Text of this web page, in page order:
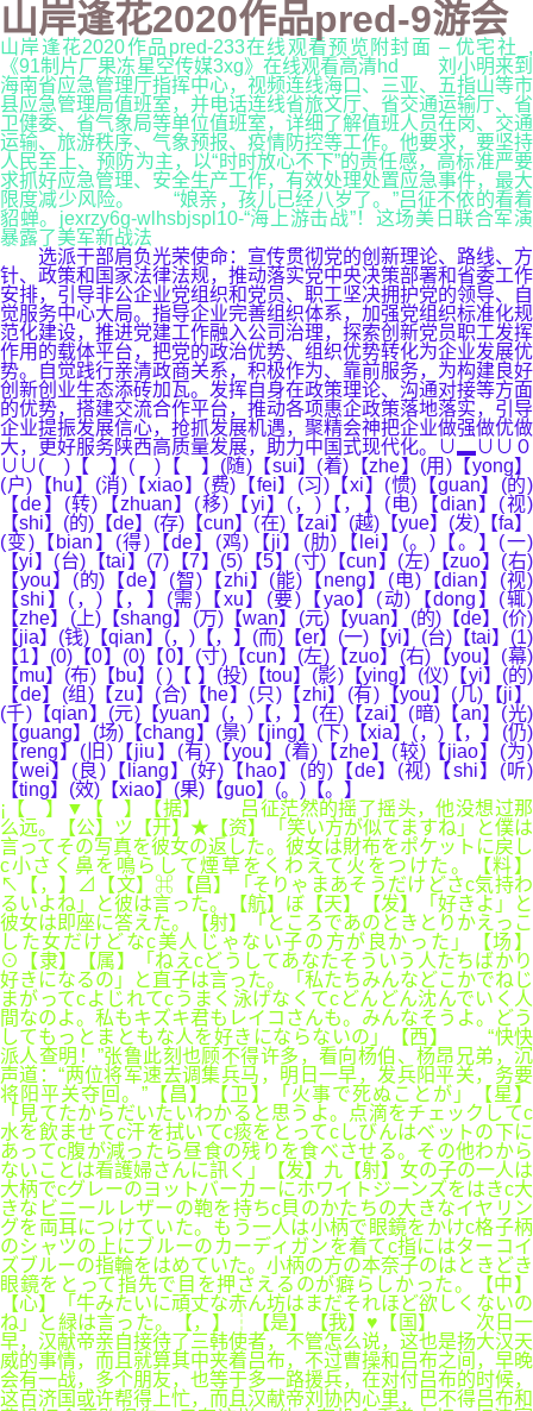
山岸逢花2020作品pred-9游会
山岸逢花2020作品pred-233在线观看预览附封面 – 优宅社_,
《91制片厂果冻星空传媒3xg》在线观看高清hd 刘小明来到
海南省应急管理厅指挥中心，视频连线海口、三亚、五指山等市
县应急管理局值班室，并电话连线省旅文厅、省交通运输厅、省
卫健委、省气象局等单位值班室，详细了解值班人员在岗、交通
运输、旅游秩序、气象预报、疫情防控等工作。他要求，要坚持
人民至上、预防为主，以“时时放心不下”的责任感，高标准严要
求抓好应急管理、安全生产工作，有效处理处置应急事件，最大
限度减少风险。 “娘亲，孩儿已经八岁了。”吕征不依的看着
貂蝉。jexrzy6g-wlhsbjspl10-“海上游击战”！这场美日联合军演
暴露了美军新战法
选派干部肩负光荣使命：宣传贯彻党的创新理论、路线、方
针、政策和国家法律法规，推动落实党中央决策部署和省委工作
安排，引导非公企业党组织和党员、职工坚决拥护党的领导、自
觉服务中心大局。指导企业完善组织体系，加强党组织标准化规
范化建设，推进党建工作融入公司治理，探索创新党员职工发挥
作用的载体平台，把党的政治优势、组织优势转化为企业发展优
势。自觉践行亲清政商关系，积极作为、靠前服务，为构建良好
创新创业生态添砖加瓦。发挥自身在政策理论、沟通对接等方面
的优势，搭建交流合作平台，推动各项惠企政策落地落实，引导
企业提振发展信心，抢抓发展机遇，聚精会神把企业做强做优做
大，更好服务陕西高质量发展，助力中国式现代化。∪▂∪∪０
∪∪( )【 】( )【 】(随)【sui】(着)【zhe】(用)【yong】
(户)【hu】(消)【xiao】(费)【fei】(习)【xi】(惯)【guan】(的)
【de】(转)【zhuan】(移)【yi】(，)【，】(电)【dian】(视)
【shi】(的)【de】(存)【cun】(在)【zai】(越)【yue】(发)【fa】
(变)【bian】(得)【de】(鸡)【ji】(肋)【lei】(。)【。】(一)
【yi】(台)【tai】(7)【7】(5)【5】(寸)【cun】(左)【zuo】(右)
【you】(的)【de】(智)【zhi】(能)【neng】(电)【dian】(视)
【shi】(，)【，】(需)【xu】(要)【yao】(动)【dong】(辄)
【zhe】(上)【shang】(万)【wan】(元)【yuan】(的)【de】(价)
【jia】(钱)【qian】(，)【，】(而)【er】(一)【yi】(台)【tai】(1)
【1】(0)【0】(0)【0】(寸)【cun】(左)【zuo】(右)【you】(幕)
【mu】(布)【bu】( )【 】(投)【tou】(影)【ying】(仪)【yi】(的)
【de】(组)【zu】(合)【he】(只)【zhi】(有)【you】(几)【ji】
(千)【qian】(元)【yuan】(，)【，】(在)【zai】(暗)【an】(光)
【guang】(场)【chang】(景)【jing】(下)【xia】(，)【，】(仍)
【reng】(旧)【jiu】(有)【you】(着)【zhe】(较)【jiao】(为)
【wei】(良)【liang】(好)【hao】(的)【de】(视)【shi】(听)
【ting】(效)【xiao】(果)【guo】(。)【。】
¡【 】▼【 】【据】 吕征茫然的摇了摇头，他没想过那
么远。【公】ツ【开】★【资】「笑い方が似てますね」と僕は
言ってその写真を彼女の返した。彼女は財布をポケットに戻し
c小さく鼻を鳴らして煙草をくわえて火をつけた。【料】
↖【，】⊿【文】⌘【昌】「そりゃまあそうだけどさc気持わ
るいよね」と彼は言った。【航】ぼ【天】【发】「好きよ」と
彼女は即座に答えた。【射】「ところであのときとりかえっこ
した女だけどなc美人じゃない子の方が良かった」【场】
⊙【隶】【属】「ねえcどうしてあなたそういう人たちばかり
好きになるの」と直子は言った。「私たちみんなどこかでねじ
まがってcよじれてcうまく泳げなくてcどんどん沈んでいく人
間なのよ。私もキズキ君もレイコさんも。みんなそうよ。どう
してもっとまともな人を好きにならないの」【西】 “快快
派人查明！”张鲁此刻也顾不得许多，看向杨伯、杨昂兄弟，沉
声道：“两位将军速去调集兵马，明日一早，发兵阳平关，务要
将阳平关夺回。”【昌】【卫】「火事で死ぬことが」【星】
「見てたからだいたいわかると思うよ。点滴をチェックしてc
水を飲ませてc汗を拭いてc痰をとってcしびんはベットの下に
あってc腹が減ったら昼食の残りを食べさせる。その他わから
ないことは看護婦さんに訊く」【发】九【射】女の子の一人は
大柄でcグレーのヨットバーカーにホワイトジーンズをはきc大
きなビニールレザーの鞄を持ちc貝のかたちの大きなイヤリン
グを両耳につけていた。もう一人は小柄で眼鏡をかけc格子柄
のシャツの上にブルーのカーディガンを着てc指にはターコイ
ズブルーの指輪をはめていた。小柄の方の本奈子のはときどき
眼鏡をとって指先で目を押さえるのが癖らしかった。【中】
【心】「牛みたいに頑丈な赤ん坊はまだそれほど欲しくないの
ね」と緑は言った。【，】┆【是】【我】♥【国】 次日一
早，汉献帝亲自接待了三韩使者，不管怎么说，这也是扬大汉天
威的事情，而且就算其中夹着吕布，不过曹操和吕布之间，早晚
会有一战，多个朋友，也等于多一路援兵，在对付吕布的时候，
这百济国或许帮得上忙，而且汉献帝刘协内心里，巴不得吕布和